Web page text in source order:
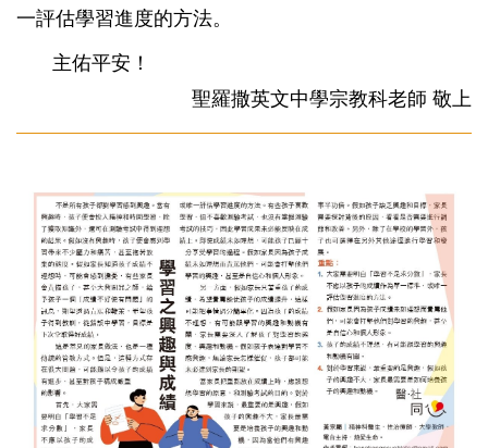
一評估學習進度的方法。
主佑平安！
聖羅撒英文中學宗教科老師 敬上